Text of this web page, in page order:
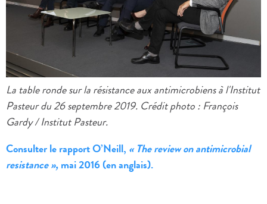
La table ronde sur la résistance aux antimicrobiens à l'Institut
Pasteur du 26 septembre 2019. Crédit photo : François
Gardy / Institut Pasteur.
Consulter le rapport O’Neill, « The review on antimicrobial
resistance »,mai 2016 (en anglais).